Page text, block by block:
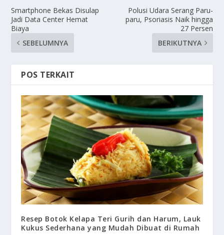
Smartphone Bekas Disulap
Jadi Data Center Hemat
Biaya
SEBELUMNYA
Polusi Udara Serang Paru-
paru, Psoriasis Naik hingga
27 Persen
BERIKUTNYA
POS TERKAIT
Resep Botok Kelapa Teri Gurih dan Harum, Lauk
Kukus Sederhana yang Mudah Dibuat di Rumah